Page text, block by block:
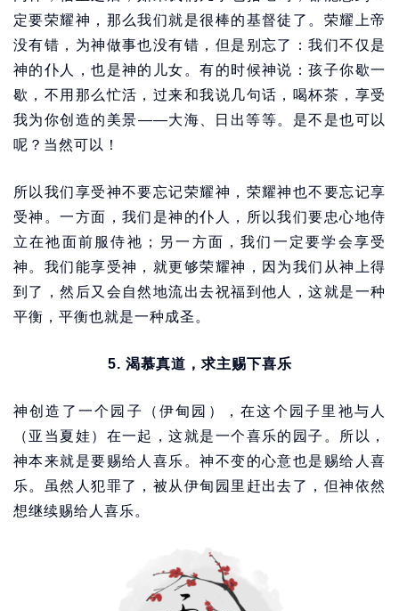
定要荣耀神，那么我们就是很棒的基督徒了。荣耀上帝
没有错，为神做事也没有错，但是别忘了：我们不仅是
神的仆人，也是神的儿女。有的时候神说：孩子你歇一
歇，不用那么忙活，过来和我说几句话，喝杯茶，享受
我为你创造的美景——大海、日出等等。是不是也可以
呢？当然可以！
所以我们享受神不要忘记荣耀神，荣耀神也不要忘记享
受神。一方面，我们是神的仆人，所以我们要忠心地侍
立在祂面前服侍祂；另一方面，我们一定要学会享受
神。我们能享受神，就更够荣耀神，因为我们从神上得
到了，然后又会自然地流出去祝福到他人，这就是一种
平衡，平衡也就是一种成圣。
5. 渴慕真道，求主赐下喜乐
神创造了一个园子（伊甸园），在这个园子里祂与人
（亚当夏娃）在一起，这就是一个喜乐的园子。所以，
神本来就是要赐给人喜乐。神不变的心意也是赐给人喜
乐。虽然人犯罪了，被从伊甸园里赶出去了，但神依然
想继续赐给人喜乐。